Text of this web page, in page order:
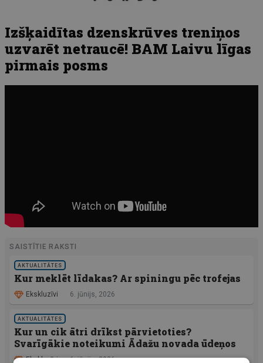
Izšķaidītas dzenskrūves treniņos
uzvarēt netraucē! BAM Laivu līgas
pirmais posms
SAISTĪTIE RAKSTI
AKTUALITĀTES
Kur meklēt līdakas? Ar spiningu pēc trofejas
Ekskluzīvi 6. jūnijs, 2026
AKTUALITĀTES
Kur un cik ātri drīkst pārvietoties?
Svarīgākie noteikumi Ādažu novada ūdeņos
Ekskluzīvi 6. jūnijs, 2026